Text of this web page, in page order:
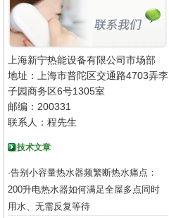
上海新宁热能设备有限公司市场部
地址：上海市普陀区交通路4703弄李
子园商务区6号1305室
邮编：200331
联系人：程先生
技术文章
·告别小容量热水器频繁断热水痛点：
200升电热水器如何满足全屋多点同时
用水、无需反复等待